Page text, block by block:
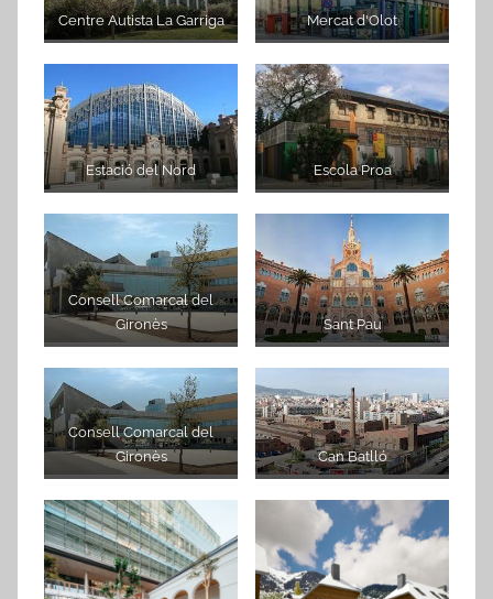
Centre Autista La Garriga Mercat d'Olot
Estació del Nord Escola Proa
Consell Comarcal del
Gironès
Sant Pau
Consell Comarcal del
Gironès
Can Batlló